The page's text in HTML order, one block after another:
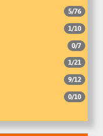
5/76
1/10
0/7
1/21
9/12
0/10